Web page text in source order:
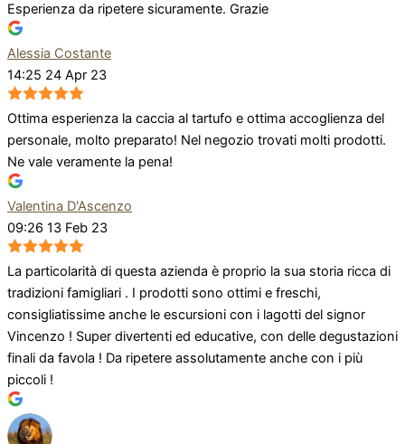
Esperienza da ripetere sicuramente. Grazie
Alessia Costante
14:25 24 Apr 23
Ottima esperienza la caccia al tartufo e ottima accoglienza del
personale, molto preparato! Nel negozio trovati molti prodotti.
Ne vale veramente la pena!
Valentina D'Ascenzo
09:26 13 Feb 23
La particolarità di questa azienda è proprio la sua storia ricca di
tradizioni famigliari . I prodotti sono ottimi e freschi,
consigliatissime anche le escursioni con i lagotti del signor
Vincenzo ! Super divertenti ed educative, con delle degustazioni
finali da favola ! Da ripetere assolutamente anche con i più
piccoli !